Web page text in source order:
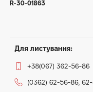
R-30-01863
Для листування:
+38(067) 362-56-86
(0362) 62-56-86,